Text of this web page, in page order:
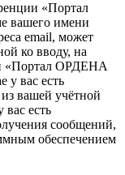
«Портал
имени
email, может
ко вводу, на
«Портал ОРДЕНА
вас есть
вашей учётной
вас есть
сообщений,
обеспечением